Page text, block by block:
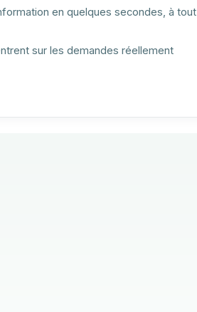
en quelques secondes, à tout
sur les demandes réellement